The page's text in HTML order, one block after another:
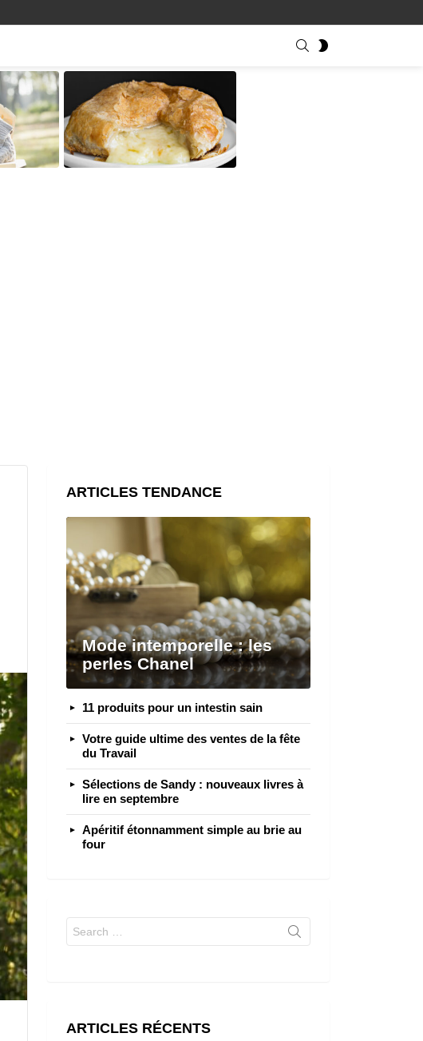
SEARCH
ARTICLES TENDANCE
Mode intemporelle : les
perles Chanel
11 produits pour un intestin sain
Votre guide ultime des ventes de la fête
du Travail
Sélections de Sandy : nouveaux livres à
lire en septembre
Apéritif étonnamment simple au brie au
four
for:
ARTICLES RÉCENTS